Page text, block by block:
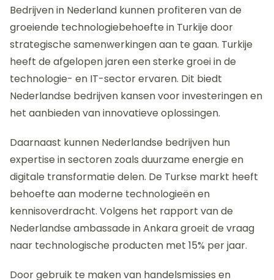
aanpassingen in producten of diensten te maken
voor de lokale markt. Het opbouwen van een sterk
netwerk is cruciaal voor succes. Dit netwerk kan
bestaan uit lokale bedrijven, overheden en
brancheorganisaties. Het in kaart brengen van
regelgeving en juridische vereisten is ook essentieel.
Dit helpt om juridische obstakels te vermijden.
een grotere kans op succesvolle markttoetreding.
Hoe kunnen bedrijven in Nederland
profiteren van de groeiende
technologiebehoefte in Turkije?
Bedrijven in Nederland kunnen profiteren van de
groeiende technologiebehoefte in Turkije door